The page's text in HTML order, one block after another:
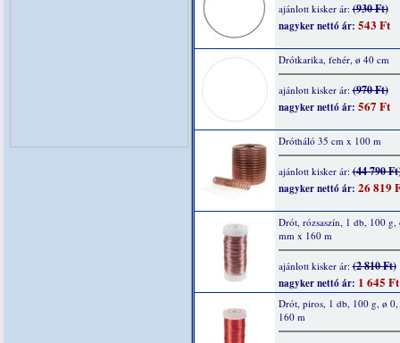
ajánlott kisker ár:(930 Ft)
nagyker nettó ár: 543 Ft
Drótkarika, fehér, ø 40 cm
ajánlott kisker ár:(970 Ft)
nagyker nettó ár: 567 Ft
Drótháló 35 cm x 100 m
ajánlott kisker ár:(44 790
nagyker nettó ár: 26 819
Drót, rózsaszín, 1 db, 100 g,
mm x 160 m
ajánlott kisker ár:(2 810 Ft)
nagyker nettó ár: 1 645 Ft
Drót, piros, 1 db, 100 g, ø
160 m